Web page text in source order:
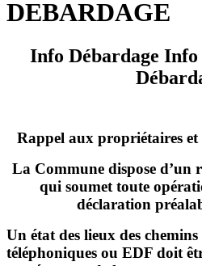
DEBARDAGE
Info Débardage
Rappel aux propriétaires
La Commune dispose d’un
qui soumet toute
déclaration
Un état des lieux des
téléphoniques ou EDF doit